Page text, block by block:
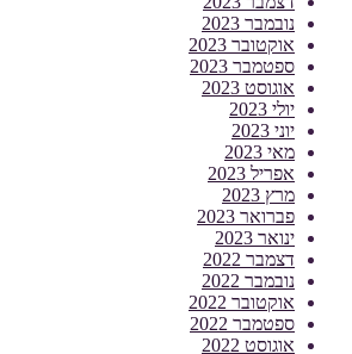
נובמבר 2023
אוקטובר 2023
ספטמבר 2023
אוגוסט 2023
יולי 2023
יוני 2023
מאי 2023
אפריל 2023
מרץ 2023
פברואר 2023
ינואר 2023
דצמבר 2022
נובמבר 2022
אוקטובר 2022
ספטמבר 2022
אוגוסט 2022